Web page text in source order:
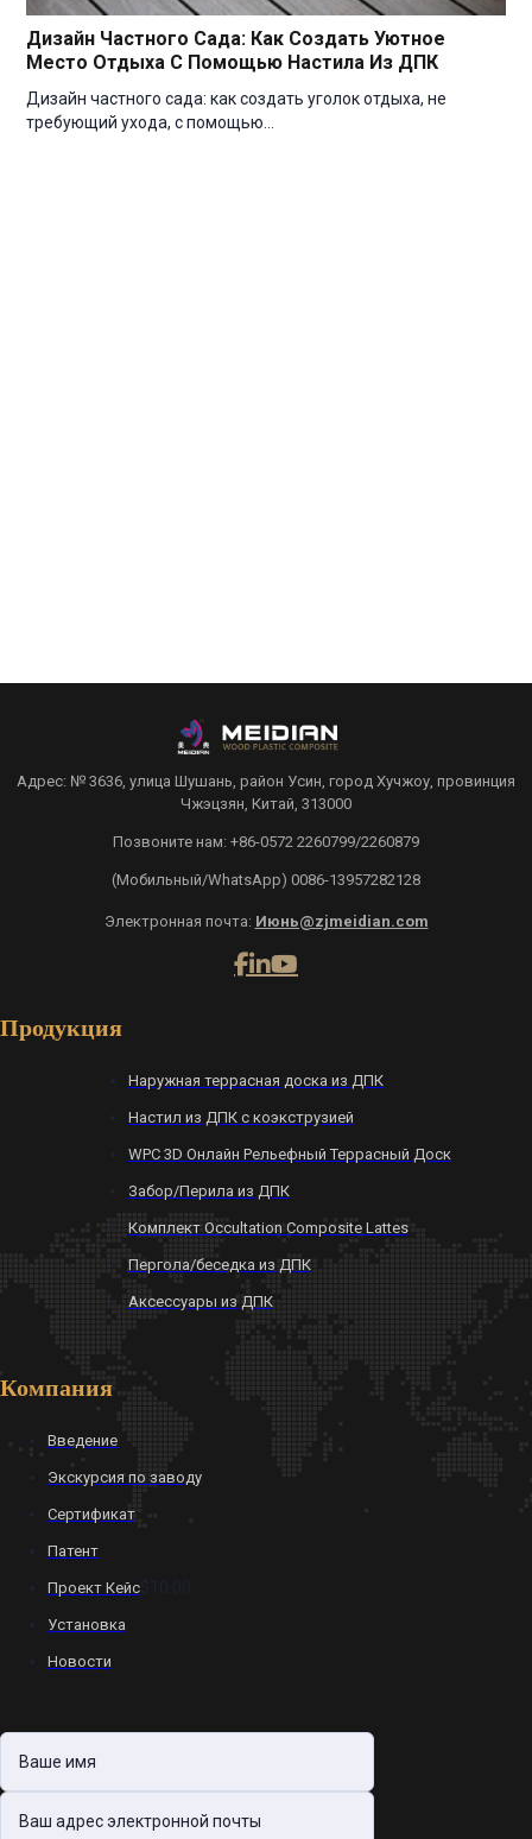
Дизайн Частного Сада: Как Создать Уютное
Место Отдыха С Помощью Настила Из ДПК
Дизайн частного сада: как создать уголок отдыха, не
требующий ухода, с помощью…
Адрес: № 3636, улица Шушань, район Усин, город Хучжоу, провинция
Чжэцзян, Китай, 313000
Позвоните нам: +86-0572 2260799/2260879
(Мобильный/WhatsApp) 0086-13957282128
Электронная почта: Июнь@zjmeidian.com
Продукция
Наружная террасная доска из ДПК
Настил из ДПК с коэкструзией
WPC 3D Онлайн Рельефный Террасный Доск
Забор/Перила из ДПК
Комплект Occultation Composite Lattes
Пергола/беседка из ДПК
Аксессуары из ДПК
Компания
Введение
Экскурсия по заводу
Сертификат
Патент
Проект Кейс$10.00
Установка
Новости